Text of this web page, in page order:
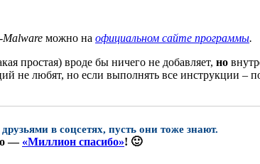
Malware можно на официальном сайте программы.
простая) вроде бы ничего не добавляет, но
не любят, но если выполнять все инструкции –
в соцсетях, пусть они тоже знают.
— «Миллион спасибо»! 🙂